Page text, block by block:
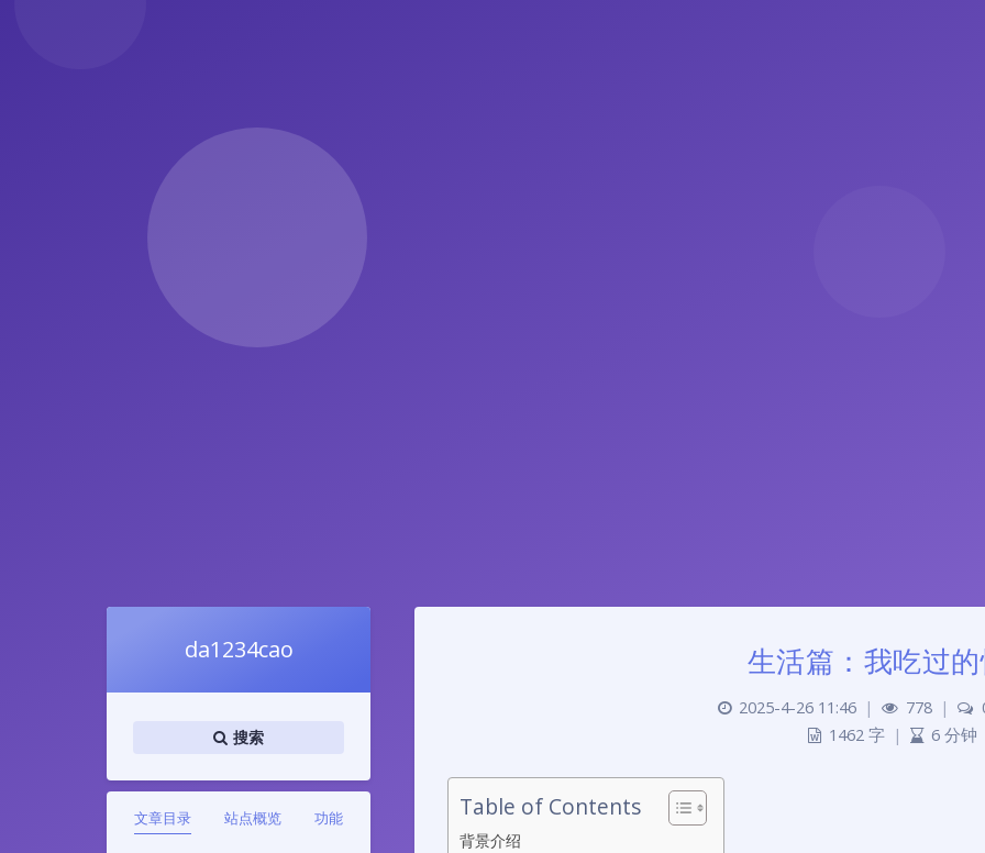
da1234cao
搜索
文章目录 站点概览 功能
生活篇：我吃过
2025-4-26 11:46 | 778 |
1462 字 | 6 分钟
Table of Contents
背景介绍